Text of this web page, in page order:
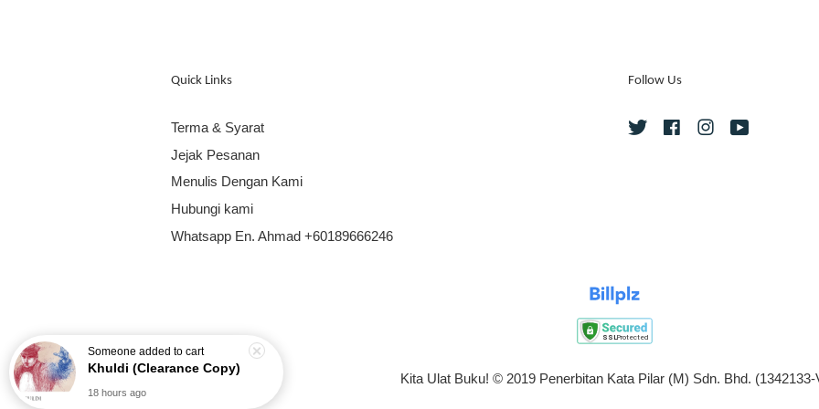
Quick Links
Terma & Syarat
Jejak Pesanan
Menulis Dengan Kami
Hubungi kami
Whatsapp En. Ahmad +60189666246
Follow Us
Twitter FacebookInstagram
Kita Ulat Buku! © 2019 Penerbitan Kata Pilar (M) Sdn. Bhd. (1342133-